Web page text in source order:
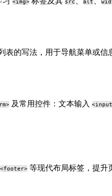
<img> src alt
表的写法，用于导航菜单或信
及常用控件：文本输入
<footer> 等现代布局标签，提升